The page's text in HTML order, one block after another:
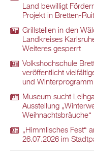
Land bewilligt
Projekt in Bretten-Ruit
Grillstellen in den
Landkreises
Weiteres gesperrt
Volkshochschule
veröffentlicht
und Winterprogramm
Museum sucht
Ausstellung
Weihnachtsbräuche“
„Himmlisches Fest“
26.07.2026 im